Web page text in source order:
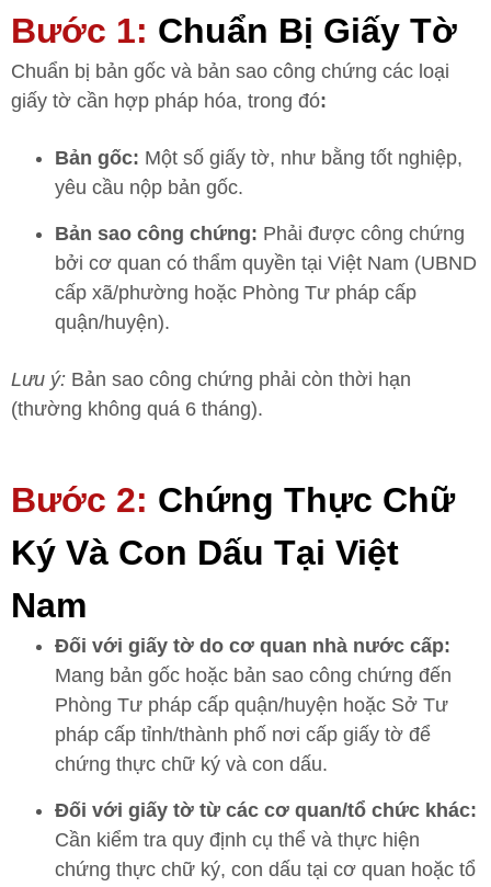
Bước 1: Chuẩn Bị Giấy Tờ
Chuẩn bị bản gốc và bản sao công chứng các loại
giấy tờ cần hợp pháp hóa, trong đó:
Bản gốc: Một số giấy tờ, như bằng tốt nghiệp,
yêu cầu nộp bản gốc.
Bản sao công chứng: Phải được công chứng
bởi cơ quan có thẩm quyền tại Việt Nam (UBND
cấp xã/phường hoặc Phòng Tư pháp cấp
quận/huyện).
Lưu ý: Bản sao công chứng phải còn thời hạn
(thường không quá 6 tháng).
Bước 2: Chứng Thực Chữ
Ký Và Con Dấu Tại Việt
Nam
Đối với giấy tờ do cơ quan nhà nước cấp:
Mang bản gốc hoặc bản sao công chứng đến
Phòng Tư pháp cấp quận/huyện hoặc Sở Tư
pháp cấp tỉnh/thành phố nơi cấp giấy tờ để
chứng thực chữ ký và con dấu.
Đối với giấy tờ từ các cơ quan/tổ chức khác:
Cần kiểm tra quy định cụ thể và thực hiện
chứng thực chữ ký, con dấu tại cơ quan hoặc tổ